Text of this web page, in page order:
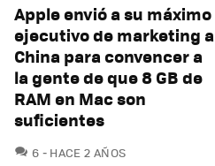
Apple envió a su máximo
ejecutivo de marketing a
China para convencer a
la gente de que 8 GB de
RAM en Mac son
suficientes
6 COMENTARIOS
HACE 2 AÑOS